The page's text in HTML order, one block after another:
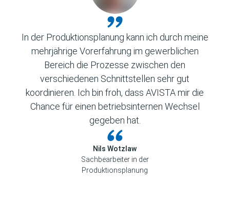
In der Produktionsplanung kann ich durch meine
mehrjährige Vorerfahrung im gewerblichen
Bereich die Prozesse zwischen den
verschiedenen Schnittstellen sehr gut
koordinieren. Ich bin froh, dass AVISTA mir die
Chance für einen betriebsinternen Wechsel
gegeben hat.
Nils Wotzlaw
Sachbearbeiter in der
Produktionsplanung